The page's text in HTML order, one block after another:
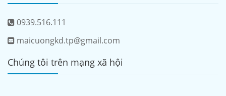
0939.516.111
maicuongkd.tp@gmail.com
Chúng tôi trên mạng xã hội